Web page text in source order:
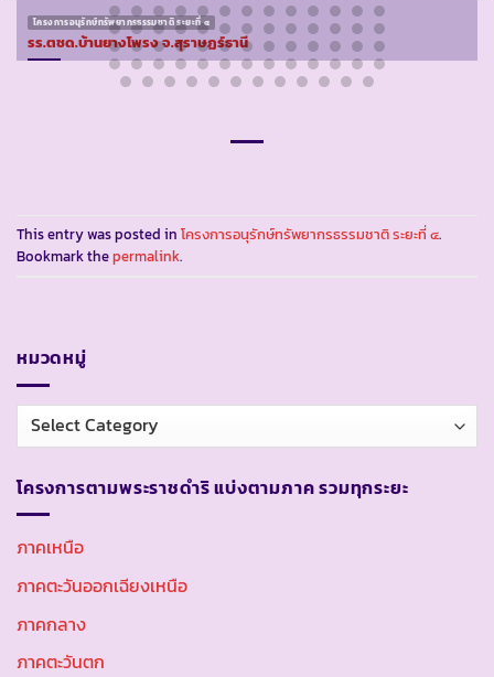
โครงการอนุรักษ์ทรัพยากรธรรมชาติ ระยะที่ ๔
รร.ตชด.บ้านยางโพรง จ.สุราษฏร์ธานี
This entry was posted in โครงการอนุรักษ์ทรัพยากรธรรมชาติ ระยะที่ ๔.
Bookmark thepermalink.
หมวดหมู่
หมวด
หมู่
โครงการตามพระราชดำริ แบ่งตามภาค รวมทุกระยะ
ภาคเหนือ
ภาคตะวันออกเฉียงเหนือ
ภาคกลาง
ภาคตะวันตก